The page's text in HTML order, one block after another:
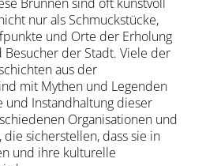
Übernachtung
Essen & Trinken
Automobil
Feste & Highlights
nur als Schmuckstücke,
und Orte der Erholung
der Stadt. Viele der
aus der
mit Mythen und Legenden
und Instandhaltung dieser
Organisationen und
sicherstellen, dass sie in
und ihre kulturelle